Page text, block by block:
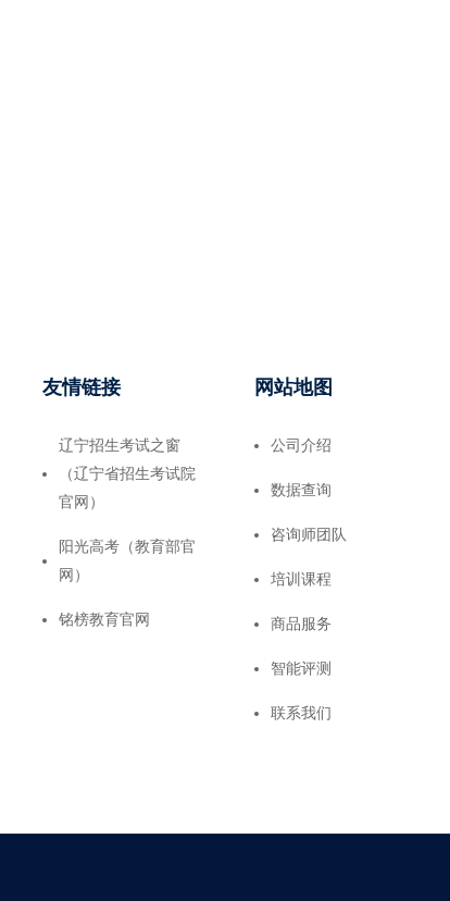
友情链接
辽宁招生考试之窗
（辽宁省招生考试院
官网）
阳光高考（教育部官
网）
铭榜教育官网
网站地图
公司介绍
数据查询
咨询师团队
培训课程
商品服务
智能评测
联系我们